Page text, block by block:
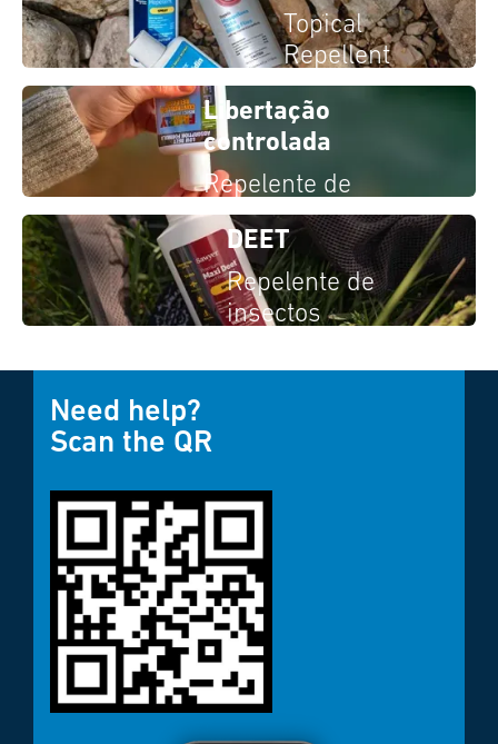
Topical
Repellent
Libertação
controlada
Repelente de
insectos
DEET
Repelente de
insectos
Need help?
Scan the QR